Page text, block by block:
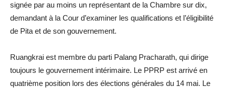
signée par au moins un représentant de la Chambre sur dix,
demandant à la Cour d’examiner les qualifications et l’éligibilité
de Pita et de son gouvernement.
Ruangkrai est membre du parti Palang Pracharath, qui dirige
toujours le gouvernement intérimaire. Le PPRP est arrivé en
quatrième position lors des élections générales du 14 mai. Le